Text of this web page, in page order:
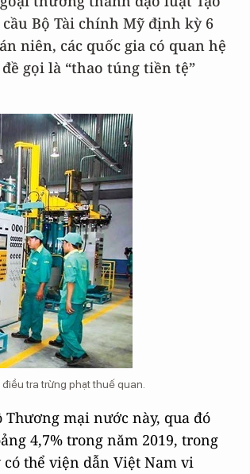
Bộ Tài chính Mỹ định kỳ 6
niên, các quốc gia có quan hệ
gọi là “thao túng tiền tệ”
tra trừng phạt thuế quan.
Thương mại nước này, qua đó
4,7% trong năm 2019, trong
thể viện dẫn Việt Nam vi